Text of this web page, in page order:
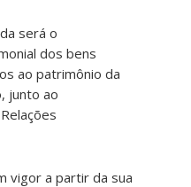
será o
dos bens
ao patrimônio da
junto ao
vigor a partir da sua